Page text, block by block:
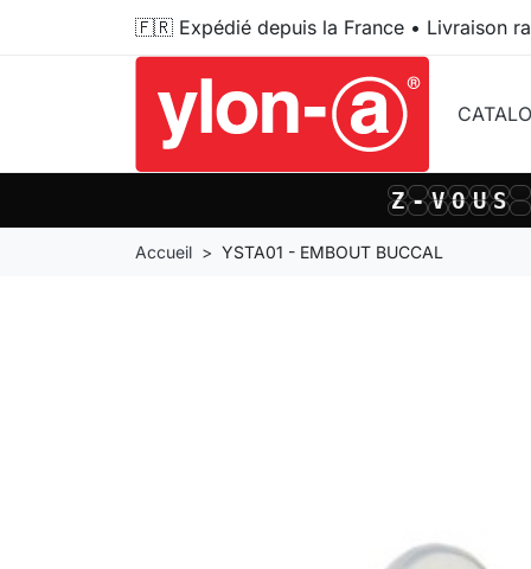
🇫🇷 Expédié depuis la France • Livraison
-
- V
V O
O U
U S
S V
V
Accueil YSTA01 - EMBOUT BUCCAL